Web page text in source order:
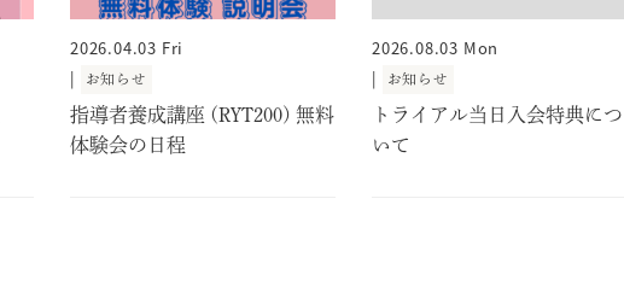
2026.04.03 Fri
|
お知らせ
指導者養成講座 (RYT200) 無料
体験会の日程
2026.08.03 Mon
|
お知らせ
トライアル当日入会特典につ
いて